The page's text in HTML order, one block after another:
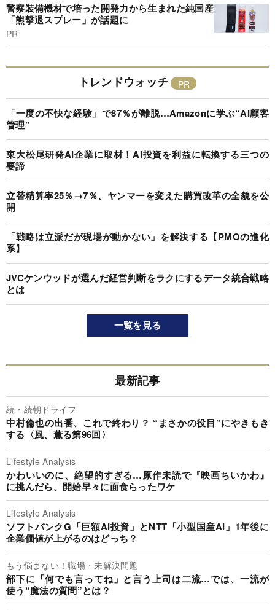
警察装備機材で培った開発力から生まれた純国産
「熊撃退スプレー」が話題に
PR
トレンドウォッチ
「一度の不快な経験」で87％が離脱…Amazonに学ぶ“AI顧客
管理”
東大松尾研発AI企業に取材！AI投資を利益に転換する三つの
要諦
立替精算率25％→7％、ヤンマーを変えた購買改革の全貌を公
開
「戦略は立派だが現場が動かない」を解決する【PMOの進化
系】
JVCケンウッドが選んだ経営判断をラクにするデータ統合戦略
とは
一覧を見る
最新記事
続・続朝ドライフ
中村倫也の出番、これで終わり？ “まさかの役目”にやきもき
する〈風、薫る第96回〉
Lifestyle Analysis
かわいいのに、絶望的すぎる…原作未読で『映画ちいかわ』
に挑んだら、開始早々に面食らったワケ
Lifestyle Analysis
ソフトバンクG「巨額AI投資」とNTT「小型国産AI」1年後に
企業価値が上がるのはどっち？
もう悩まない！職場・未解決問題
部下に「何でも言ってね」と言う上司は二流…では、一流が
使う“魔法の質問”とは？